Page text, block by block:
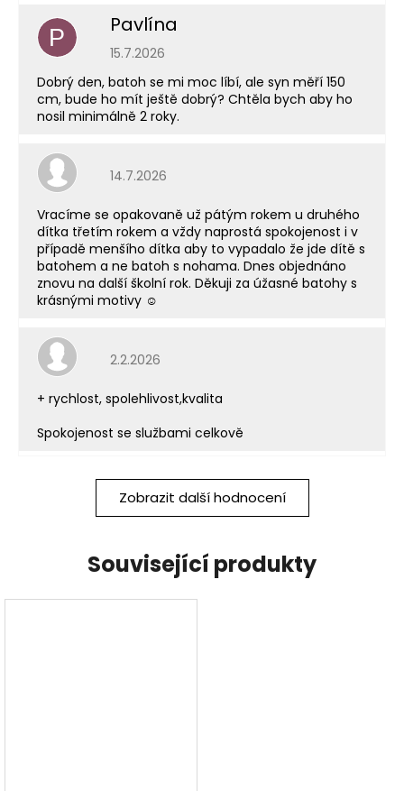
P Pavlína
Hodnocení obchodu je 5 z 5 hvězdiček.
15.7.2026
Dobrý den, batoh se mi moc líbí, ale syn měří 150
cm, bude ho mít ještě dobrý? Chtěla bych aby ho
nosil minimálně 2 roky.
Hodnocení obchodu je 5 z 5 hvězdiček.
14.7.2026
Vracíme se opakovaně už pátým rokem u druhého
dítka třetím rokem a vždy naprostá spokojenost i v
případě menšího dítka aby to vypadalo že jde dítě s
batohem a ne batoh s nohama. Dnes objednáno
znovu na další školní rok. Děkuji za úžasné batohy s
krásnými motivy ☺️
Hodnocení obchodu je 5 z 5 hvězdiček.
2.2.2026
+ rychlost, spolehlivost,kvalita
Spokojenost se službami celkově
Zobrazit další hodnocení
Související produkty